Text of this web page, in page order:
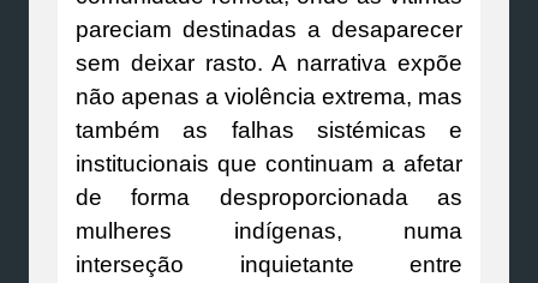
pareciam destinadas a desaparecer
sem deixar rasto. A narrativa expõe
não apenas a violência extrema, mas
também as falhas sistémicas e
institucionais que continuam a afetar
de forma desproporcionada as
mulheres indígenas, numa
interseção inquietante entre